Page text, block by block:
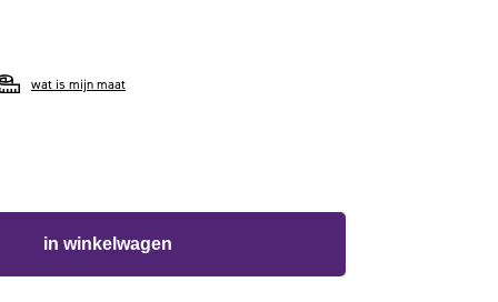
wat is mijn maat
in winkelwagen